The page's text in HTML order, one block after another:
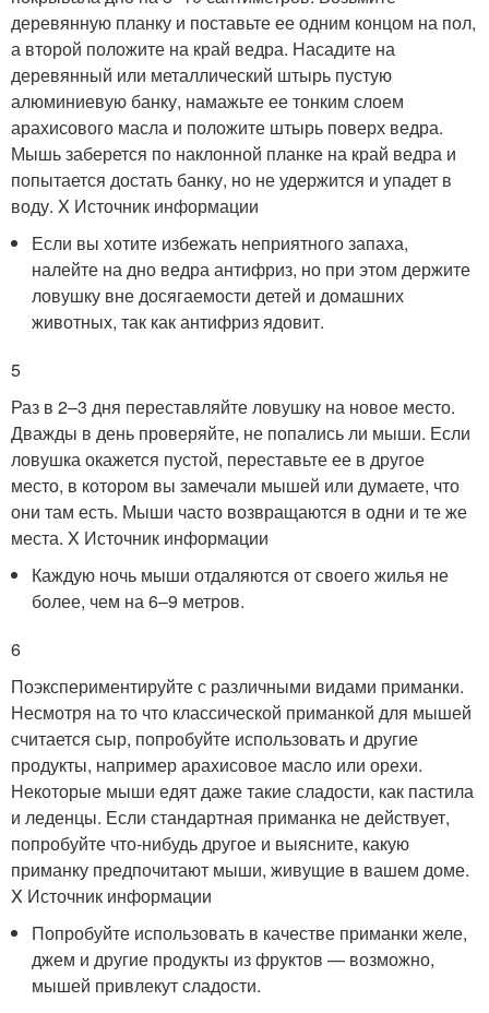
деревянную планку и поставьте ее одним концом на пол,
а второй положите на край ведра. Насадите на
деревянный или металлический штырь пустую
алюминиевую банку, намажьте ее тонким слоем
арахисового масла и положите штырь поверх ведра.
Мышь заберется по наклонной планке на край ведра и
попытается достать банку, но не удержится и упадет в
воду. X Источник информации
Если вы хотите избежать неприятного запаха,
налейте на дно ведра антифриз, но при этом держите
ловушку вне досягаемости детей и домашних
животных, так как антифриз ядовит.
5
Раз в 2–3 дня переставляйте ловушку на новое место.
Дважды в день проверяйте, не попались ли мыши. Если
ловушка окажется пустой, переставьте ее в другое
место, в котором вы замечали мышей или думаете, что
они там есть. Мыши часто возвращаются в одни и те же
места. X Источник информации
Каждую ночь мыши отдаляются от своего жилья не
более, чем на 6–9 метров.
6
Поэкспериментируйте с различными видами приманки.
Несмотря на то что классической приманкой для мышей
считается сыр, попробуйте использовать и другие
продукты, например арахисовое масло или орехи.
Некоторые мыши едят даже такие сладости, как пастила
и леденцы. Если стандартная приманка не действует,
попробуйте что-нибудь другое и выясните, какую
приманку предпочитают мыши, живущие в вашем доме.
X Источник информации
Попробуйте использовать в качестве приманки желе,
джем и другие продукты из фруктов — возможно,
мышей привлекут сладости.